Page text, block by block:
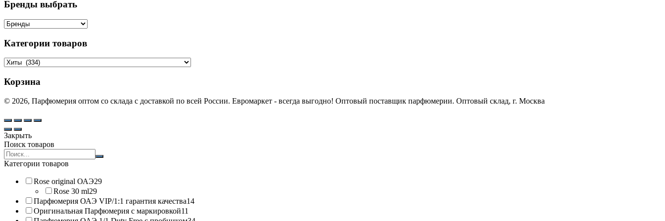
Бренды выбрать
Категории товаров
Корзина
© 2026, Парфюмерия оптом со склада с доставкой по всей России. Евромаркет - всегда выгодно! Оптовый поставщик парфюмерии. Оптовый склад, г. Москва
Закрыть
Поиск товаров
Search
products:
Категории товаров
Rose original ОАЭ29
Rose 30 ml29
Парфюмерия ОАЭ VIP/1:1 гарантия качества14
Оригинальная Парфюмерия с маркировкой11